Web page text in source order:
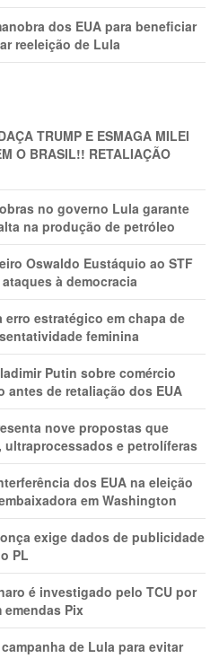
dos EUA para beneficiar
reeleição de Lula
TRUMP E ESMAGA MILEI
O BRASIL!! RETALIAÇÃO
no governo Lula garante
na produção de petróleo
Oswaldo Eustáquio ao STF
à democracia
erro estratégico em chapa de
feminina
Putin sobre comércio
de retaliação dos EUA
nove propostas que
ultraprocessados e petrolíferas
dos EUA na eleição
em Washington
exige dados de publicidade
PL
é investigado pelo TCU por
emendas Pix
de Lula para evitar